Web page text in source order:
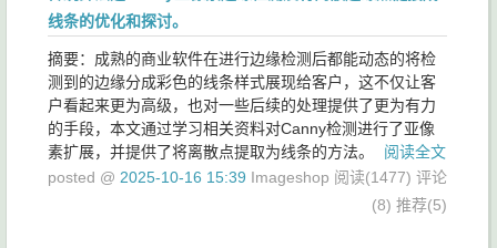
线条的优化和探讨。
摘要：成熟的商业软件在进行边缘检测后都能动态的将检
测到的边缘分成彩色的线条样式展现给客户，这不仅让客
户看起来更为高级，也对一些后续的处理提供了更为有力
的手段，本文通过学习相关资料对Canny检测进行了亚像
素扩展，并提供了将离散点提取为线条的方法。
阅读全文
posted @ 2025-10-16 15:39 Imageshop 阅读(1477) 评论
(8) 推荐(5)